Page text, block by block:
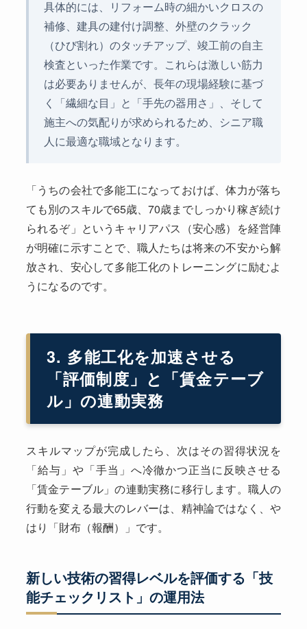
具体的には、リフォーム時の細かいクロスの
補修、建具の建付け調整、外壁のクラック
（ひび割れ）のタッチアップ、竣工前の自主
検査といった作業です。これらは激しい筋力
は必要ありませんが、長年の現場経験に基づ
く「繊細な目」と「手先の器用さ」、そして
施主への気配りが求められるため、シニア職
人に最適な職域となります。
「うちの会社で多能工になっておけば、体力が落ち
ても別のスキルで65歳、70歳までしっかり稼ぎ続け
られるぞ」というキャリアパス（安心感）を経営陣
が明確に示すことで、職人たちは将来の不安から解
放され、安心して多能工化のトレーニングに励むよ
うになるのです。
3. 多能工化を加速させる
「評価制度」と「賃金テーブ
ル」の連動実務
スキルマップが完成したら、次はその習得状況を
「給与」や「手当」へ冷徹かつ正当に反映させる
「賃金テーブル」の連動実務に移行します。職人の
行動を変える最大のレバーは、精神論ではなく、や
はり「財布（報酬）」です。
新しい技術の習得レベルを評価する「技
能チェックリスト」の運用法